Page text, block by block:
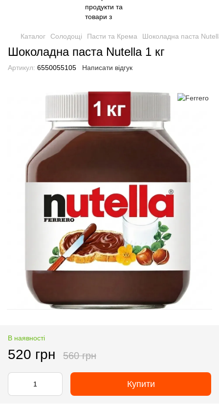
Каталог Солодощі Пасти та Крема Шоколадна паста
Шоколадна паста Nutella 1 кг
Артикул: 6550055105 Написати відгук
В наявності
520 грн 560 грн
Купити